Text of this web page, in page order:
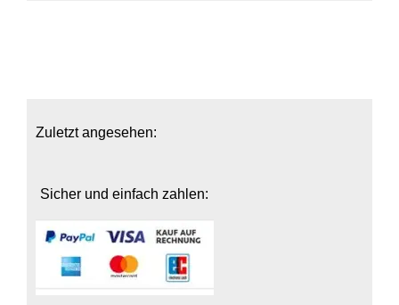
Zuletzt angesehen:
Sicher und einfach zahlen: